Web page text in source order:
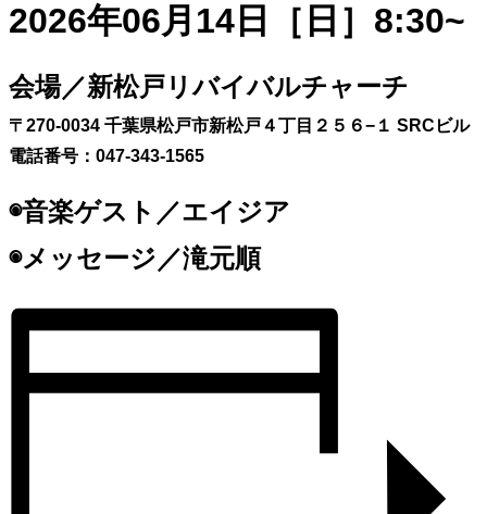
2026年06月14日［日 ］8:30~
会場／新松戸リバイバルチャーチ
〒270-0034 千葉県松戸市新松戸４丁目２５６−１ SRCビル
電話番号：047-343-1565
◉音楽ゲスト／エイジア
◉メッセージ／滝元順